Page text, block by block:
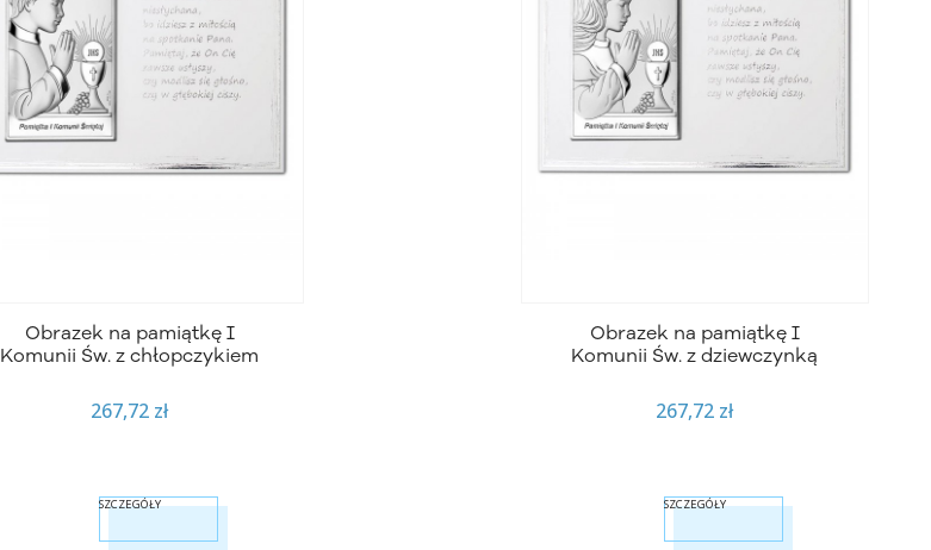
Obrazek na pamiątkę I
Komunii Św. z chłopczykiem
267,72 zł
SZCZEGÓŁY
Obrazek na pamiątkę I
Komunii Św. z dziewczynką
267,72 zł
SZCZEGÓŁY